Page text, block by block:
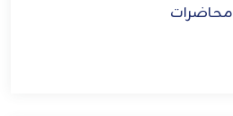
محاضرات